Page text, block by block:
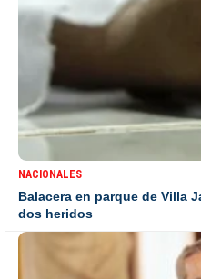
NACIONALES
Balacera en parque de Villa
dos heridos